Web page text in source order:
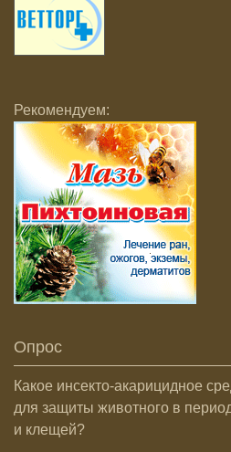
Рекомендуем:
Опрос
Какое инсекто-акарицидное
для защиты животного в
и клещей?